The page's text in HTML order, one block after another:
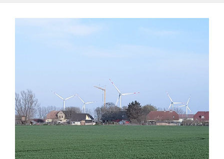
einzuschlafen
Cs
540
Js
31374/22)